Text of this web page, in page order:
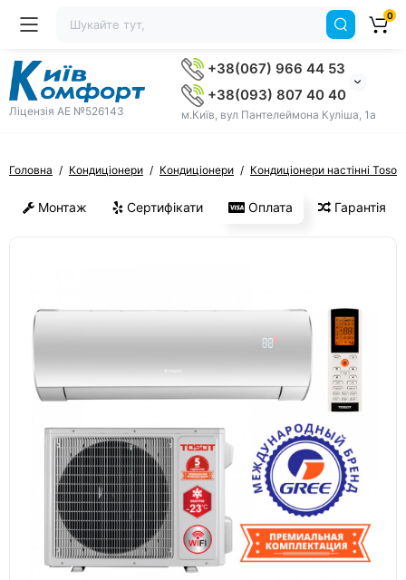
Ліцензія AE №526143
+38(067) 966 44 53
+38(093) 807 40 40
м.Київ, вул Пантелеймона Куліша, 1а
0
Головна Кондиціонери Кондиціонери Кондиціонери настінні Tosot
Монтаж Сертифікати Оплата Гарантія